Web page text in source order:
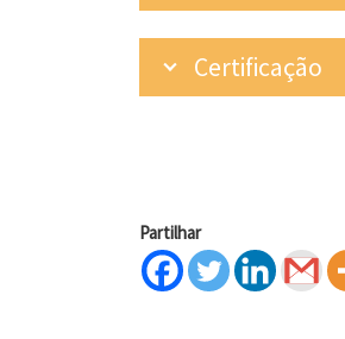
Certificação
Partilhar